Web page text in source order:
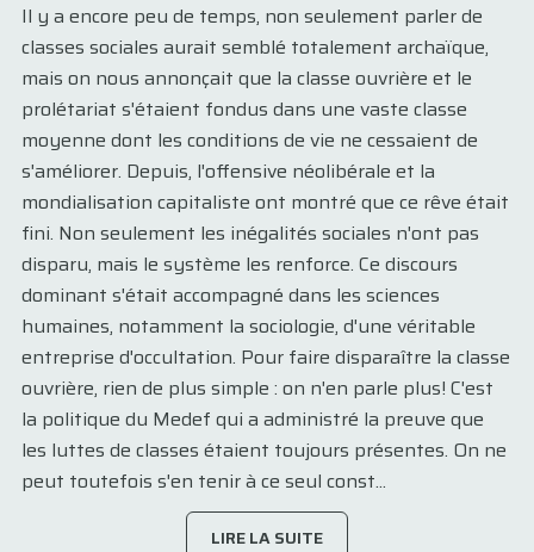
Il y a encore peu de temps, non seulement parler de
classes sociales aurait semblé totalement archaïque,
mais on nous annonçait que la classe ouvrière et le
prolétariat s'étaient fondus dans une vaste classe
moyenne dont les conditions de vie ne cessaient de
s'améliorer. Depuis, l'offensive néolibérale et la
mondialisation capitaliste ont montré que ce rêve était
fini. Non seulement les inégalités sociales n'ont pas
disparu, mais le système les renforce. Ce discours
dominant s'était accompagné dans les sciences
humaines, notamment la sociologie, d'une véritable
entreprise d'occultation. Pour faire disparaître la classe
ouvrière, rien de plus simple : on n'en parle plus! C'est
la politique du Medef qui a administré la preuve que
les luttes de classes étaient toujours présentes. On ne
peut toutefois s'en tenir à ce seul const...
LIRE LA SUITE